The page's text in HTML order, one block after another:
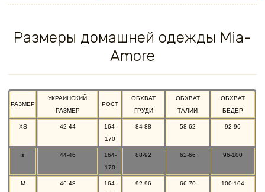
Размеры домашней одежды Mia-
Amore
РАЗМЕР
УКРАИНСКИЙ
РАЗМЕР
РОСТ
ОБХВАТ
ГРУДИ
ОБХВАТ
ТАЛИИ
ОБХВАТ
БЕДЕР
XS 42-44
164-
170
84-88 58-62 92-96
s 44-46
164-
170
88-92 62-66 96-100
M 46-48
164-
92-96 66-70 100-104